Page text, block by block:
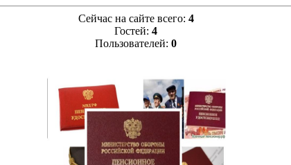
Сейчас на сайте всего: 4
Гостей: 4
Пользователей: 0